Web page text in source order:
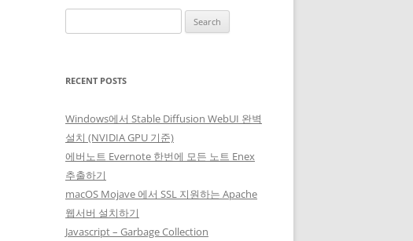
for:
RECENT POSTS
Windows에서 Stable Diffusion WebUI 완벽
설치 (NVIDIA GPU 기준)
에버노트 Evernote 한번에 모든 노트 Enex
추출하기
macOS Mojave 에서 SSL 지원하는 Apache
웹서버 설치하기
Javascript – Garbage Collection